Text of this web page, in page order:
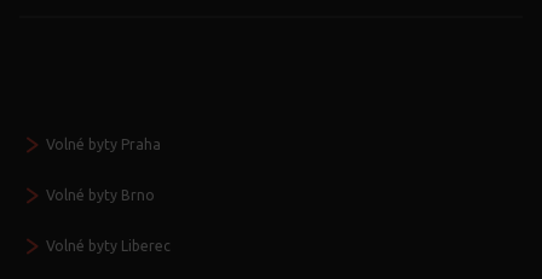
Volné byty Praha
Volné byty Brno
Volné byty Liberec